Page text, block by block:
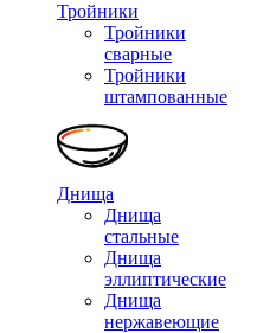
Тройники
Тройники
сварные
Тройники
штампованные
Днища
Днища
стальные
Днища
эллиптические
Днища
нержавеющие